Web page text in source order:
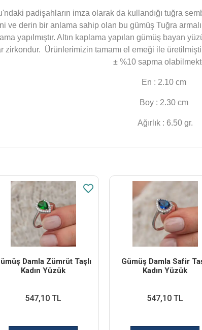
padişahların imza olarak da kullandığı tuğra
ve derin bir anlama sahip olan bu gümüş Tuğra
yapılmıştır. Altın kaplama yapılan gümüş bayan
Ürünlerimizin tamamı el emeği ile
± %10 sapma
En : 2.10 cm
Boy : 2.30 cm
Ağırlık : 6.50 gr.
Damla Zümrüt Taşlı
Kadın Yüzük
547,10 TL
Gümüş Damla Safir
Kadın Yüzük
547,10 TL